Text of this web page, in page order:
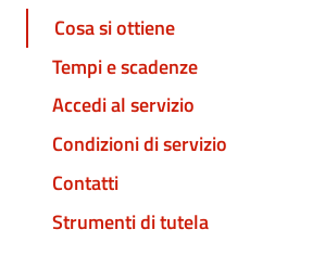
Cosa si ottiene
Tempi e scadenze
Accedi al servizio
Condizioni di servizio
Contatti
Strumenti di tutela